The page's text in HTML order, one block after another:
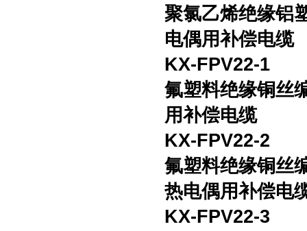
聚氯乙烯绝缘铝
电偶用补偿电缆
KX-FPV22-1
氟塑料绝缘铜丝
用补偿电缆
KX-FPV22-2
氟塑料绝缘铜丝
热电偶用补偿电
KX-FPV22-3